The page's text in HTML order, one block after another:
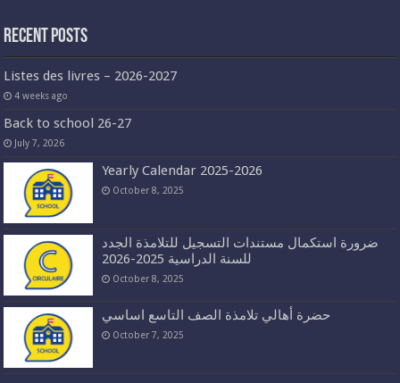
Recent Posts
Listes des livres – 2026-2027
4 weeks ago
Back to school 26-27
July 7, 2026
Yearly Calendar 2025-2026
October 8, 2025
ضرورة استكمال مستندات التسجيل للتلامذة الجدد
للسنة الدراسية 2025-2026
October 8, 2025
حضرة أهالي تلامذة الصف التاسع اساسي
October 7, 2025